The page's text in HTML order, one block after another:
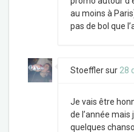
au moins à
pas de bol que
Stoefflersur 28
Je vais être
de l’année
quelques